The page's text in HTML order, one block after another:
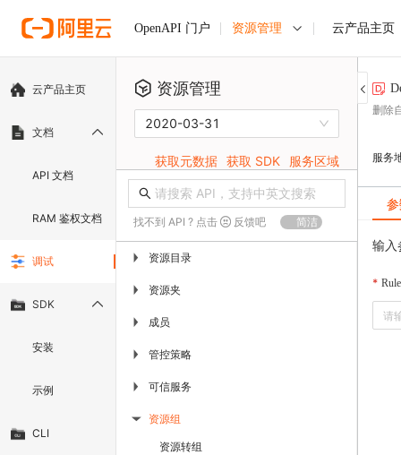
OpenAPI 门户 资源管理 云产品主页
云产品主页
文档
API 文档
RAM 鉴权文档
调试
SDK
安装
示例
CLI
资源管理
2020-03-31
获取元数据 获取 SDK 服务区域
找不到 API ? 点击 反馈吧 简洁
▶ 资源目录
▶ 资源夹
▶ 成员
▶ 管控策略
▶ 可信服务
▶ 资源组
资源转组
删除
服务
输入